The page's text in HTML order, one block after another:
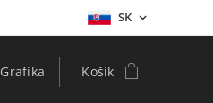
SK
Grafika Košík